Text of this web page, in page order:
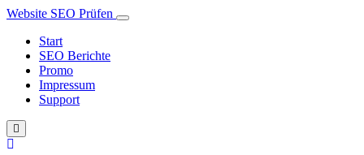
Website SEO Prüfen
Start
SEO Berichte
Promo
Impressum
Support